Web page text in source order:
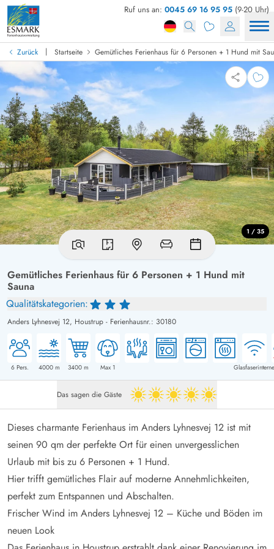
Ruf uns an: 0045 69 16 95 95 (9-20 Uhr)
Zurück | Startseite Gemütliches Ferienhaus für 6 Personen + 1 Hund mit
Gemütliches Ferienhaus für 6 Personen + 1 Hund mit
Sauna
Qualitätskategorien:
Anders Lyhnesvej 12, Houstrup - Ferienhausnr.: 30180
6Pers. 4000m 3400 m Max 1
1 / 35
Das sagen die Gäste 5 von 5
Dieses charmante Ferienhaus im Anders Lyhnesvej 12 ist mit
seinen 90 qm der perfekte Ort für einen unvergesslichen
Urlaub mit bis zu 6 Personen + 1 Hund.
Hier trifft gemütliches Flair auf moderne Annehmlichkeiten,
perfekt zum Entspannen und Abschalten.
Frischer Wind im Anders Lyhnesvej 12 – Küche und Böden im
neuen Look